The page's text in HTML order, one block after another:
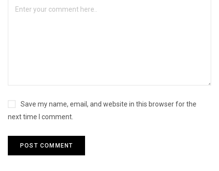
Save my name, email, and website in this browser for the
next time I comment.